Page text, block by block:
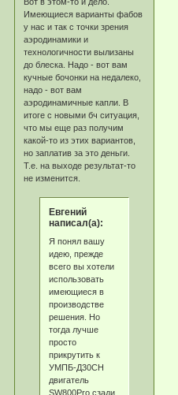
Вот в этом-то и дело.
Имеющиеся варианты фабов
у нас и так с точки зрения
аэродинамики и
технологичности вылизаны
до блеска. Надо - вот вам
кучные бочонки на недалеко,
надо - вот вам
аэродинамичные капли. В
итоге с новыми бч ситуация,
что мы еще раз получим
какой-то из этих вариантов,
но заплатив за это деньги.
Т.е. на выходе результат-то
не изменится.
Eвгeний
написал(а):
Я понял вашу
идею, прежде
всего вы хотели
использовать
имеющиеся в
производстве
решения. Но
тогда лучше
просто
прикрутить к
УМПБ-Д30СН
двигатель
SW800Pro сзади